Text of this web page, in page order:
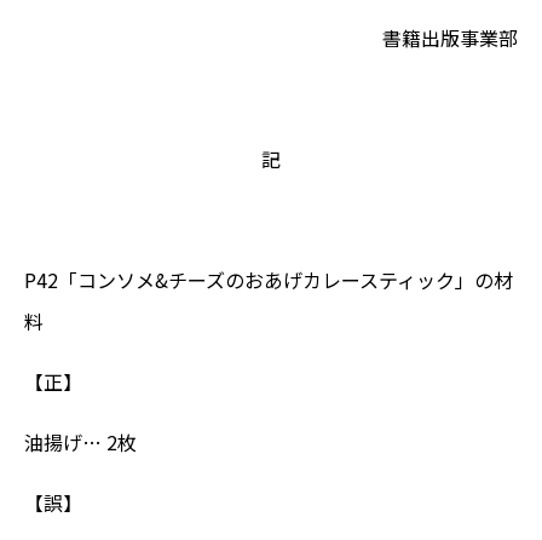
書籍出版事業部
記
P42「コンソメ&チーズのおあげカレースティック」の材
料
【正】
油揚げ… 2枚
【誤】